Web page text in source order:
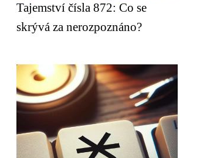
Tajemství čísla 872: Co se
skrývá za nerozpoznáno?